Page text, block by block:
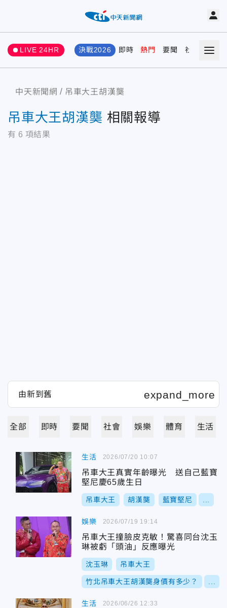
LIVE 24HR 決戰2026 即時 熱門 要聞 社會 娛樂
中天新聞網 吊車大王胡漢龑
吊車大王胡漢龑 相關報導
有 6 項結果
全部 即時 要聞 社會 娛樂 體育 生活
生活
吊車大王真實年齡曝光 送自己藍寶
堅尼慶65歲生日
吊車大王 胡漢龑 藍寶堅尼
2026/07/20 10:07
娛樂
吊車大王撞臉皮克敏！驚喜同台沈玉
琳被虧「頭油」反應曝光
沈玉琳 吊車大王
竹北吊車大王胡漢龑身價有多少？
2026/07/19 19:14
生活 2026/06/26 12:33